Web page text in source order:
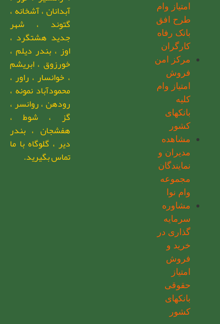
امتیاز وام
طرح افق
بانک رفاه
کارگران
مرکز امن
فروش
امتیاز وام
کلیه
بانکهای
کشور
مشاهده
مدیران و
نمایندگان
مجموعه
وام نوا
مشاوره
سرمایه
گذاری در
خرید و
فروش
امتیاز
حقوقی
بانکهای
کشور
آبدانان ، آشخانه ،
گتوند ، شهر
جدید هشتگرد ،
اوز ، بندر دیلم ،
خورزوق ، ابریشم
، خوانسار ، راور ،
محمودآباد نمونه ،
رودهن ، روانسر ،
گز ، شوط ،
هفشجان ، بندر
دیر ، گلوگاه با ما
تماس بگیرید.